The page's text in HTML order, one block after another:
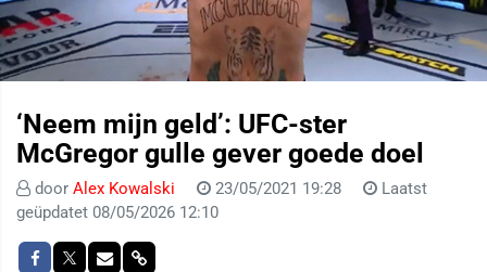
‘Neem mijn geld’: UFC-ster
McGregor gulle gever goede doel
door Alex Kowalski 23/05/2021 19:28
Laatst
geüpdatet 08/05/2026 12:10